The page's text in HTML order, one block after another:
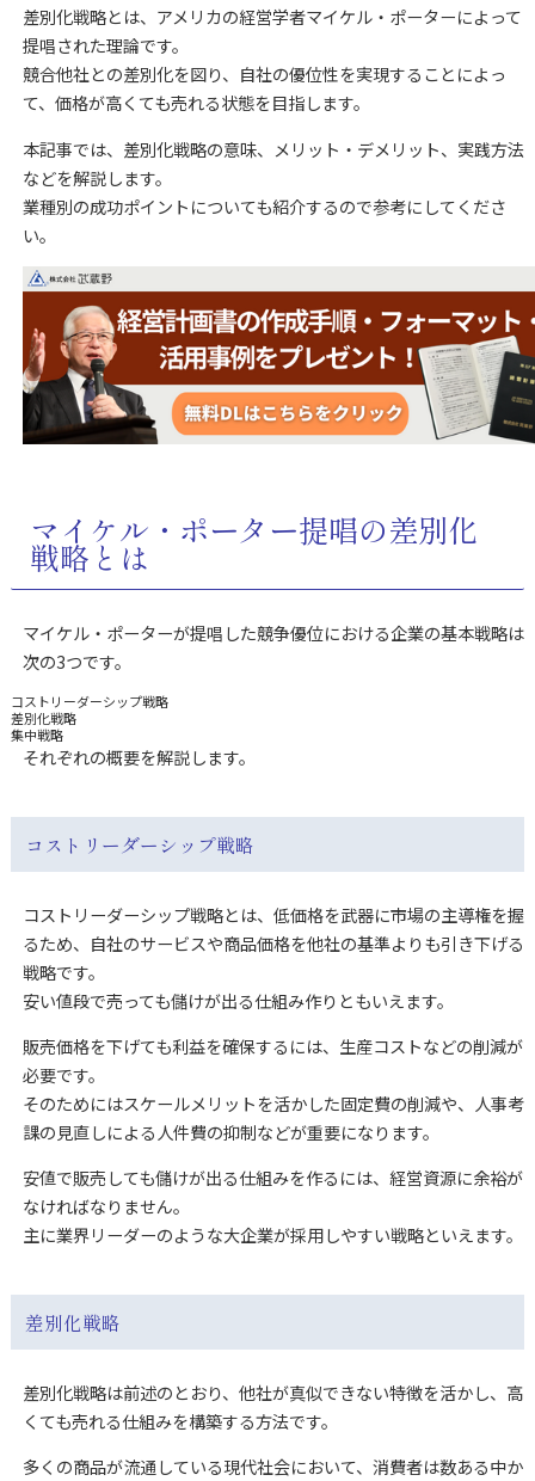
差別化戦略とは、アメリカの経営学者マイケル・ポーターによって
提唱された理論です。
競合他社との差別化を図り、自社の優位性を実現することによっ
て、価格が高くても売れる状態を目指します。
本記事では、差別化戦略の意味、メリット・デメリット、実践方法
などを解説します。
業種別の成功ポイントについても紹介するので参考にしてくださ
い。
マイケル・ポーター提唱の差別化
戦略とは
マイケル・ポーターが提唱した競争優位における企業の基本戦略は
次の3つです。
コストリーダーシップ戦略
差別化戦略
集中戦略
それぞれの概要を解説します。
コストリーダーシップ戦略
コストリーダーシップ戦略とは、低価格を武器に市場の主導権を握
るため、自社のサービスや商品価格を他社の基準よりも引き下げる
戦略です。
安い値段で売っても儲けが出る仕組み作りともいえます。
販売価格を下げても利益を確保するには、生産コストなどの削減が
必要です。
そのためにはスケールメリットを活かした固定費の削減や、人事考
課の見直しによる人件費の抑制などが重要になります。
安値で販売しても儲けが出る仕組みを作るには、経営資源に余裕が
なければなりません。
主に業界リーダーのような大企業が採用しやすい戦略といえます。
差別化戦略
差別化戦略は前述のとおり、他社が真似できない特徴を活かし、高
くても売れる仕組みを構築する方法です。
多くの商品が流通している現代社会において、消費者は数ある中か